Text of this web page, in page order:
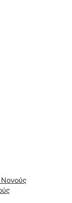
Νονούς